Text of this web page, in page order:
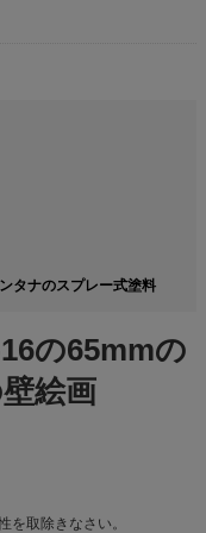
タナのスプレー式塗料
の65mmの
絵画
を取除きなさい。